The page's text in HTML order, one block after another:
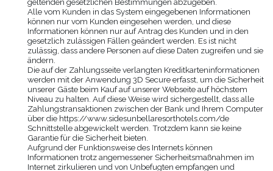
Alle vom Kunden in das System eingegebenen Informationen
können nur vom Kunden eingesehen werden, und diese
Informationen können nur auf Antrag des Kunden und in den
gesetzlich zulässigen Fällen geändert werden. Es ist nicht
zulässig, dass andere Personen auf diese Daten zugreifen und sie
ändern.
Die auf der Zahlungsseite verlangten Kreditkarteninformationen
werden mit der Anwendung 3D Secure erfasst, um die Sicherheit
unserer Gäste beim Kauf auf unserer Webseite auf höchstem
Niveau zu halten. Auf diese Weise wird sichergestellt, dass alle
Zahlungstransaktionen zwischen der Bank und Ihrem Computer
über die https://www.sidesunbellaresorthotels.com/de
Schnittstelle abgewickelt werden. Trotzdem kann sie keine
Garantie für die Sicherheit bieten.
Aufgrund der Funktionsweise des Internets können
Informationen trotz angemessener Sicherheitsmaßnahmen im
Internet zirkulieren und von Unbefugten empfangen und